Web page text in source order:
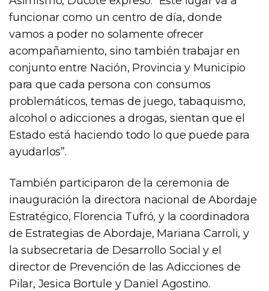
funcionar como un centro de día, donde
vamos a poder no solamente ofrecer
acompañamiento, sino también trabajar en
conjunto entre Nación, Provincia y Municipio
para que cada persona con consumos
problemáticos, temas de juego, tabaquismo,
alcohol o adicciones a drogas, sientan que el
Estado está haciendo todo lo que puede para
ayudarlos”.
También participaron de la ceremonia de
inauguración la directora nacional de Abordaje
Estratégico, Florencia Tufró, y la coordinadora
de Estrategias de Abordaje, Mariana Carroli, y
la subsecretaria de Desarrollo Social y el
director de Prevención de las Adicciones de
Pilar, Jesica Bortule y Daniel Agostino.